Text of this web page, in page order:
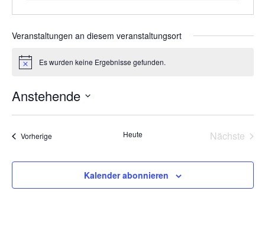
Veranstaltungen an diesem veranstaltungsort
HinweisEs wurden keine Ergebnisse gefunden.
Anstehende
VorherigeVeranstaltungen Heute
Nächste
Kalender abonnieren